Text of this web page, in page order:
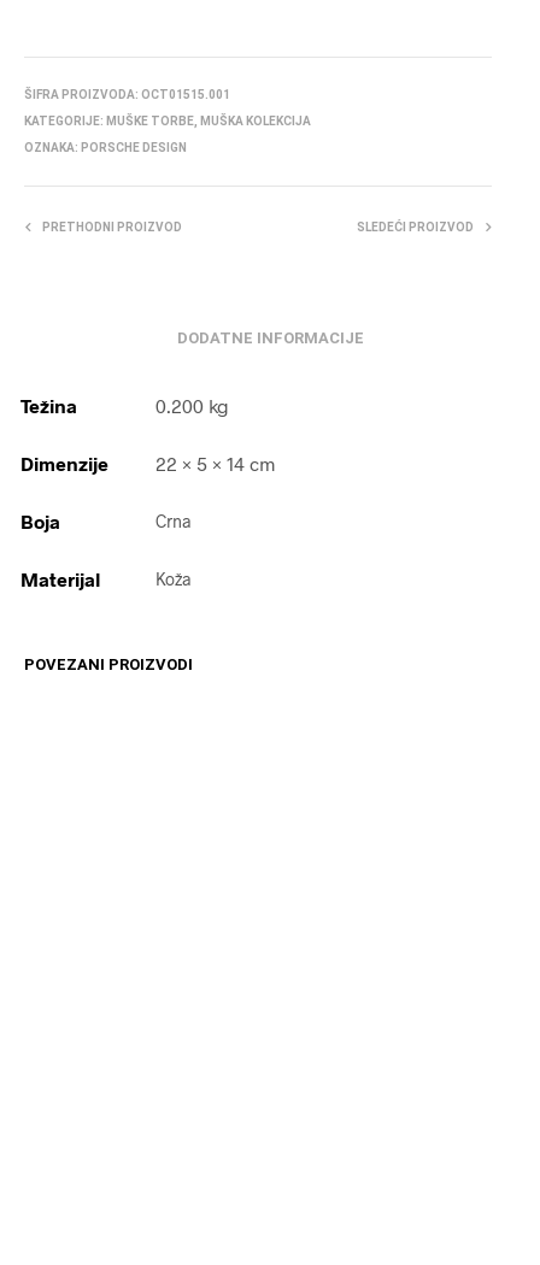
ŠIFRA PROIZVODA: OCT01515.001
KATEGORIJE: MUŠKE TORBE
MUŠKA KOLEKCIJA
OZNAKA: PORSCHE DESIGN
PRETHODNI PROIZVOD SLEDEĆI PROIZVOD
DODATNE INFORMACIJE
Težina 0.200 kg
Dimenzije 22 × 5 × 14 cm
Boja Crna
Materijal Koža
POVEZANI PROIZVODI